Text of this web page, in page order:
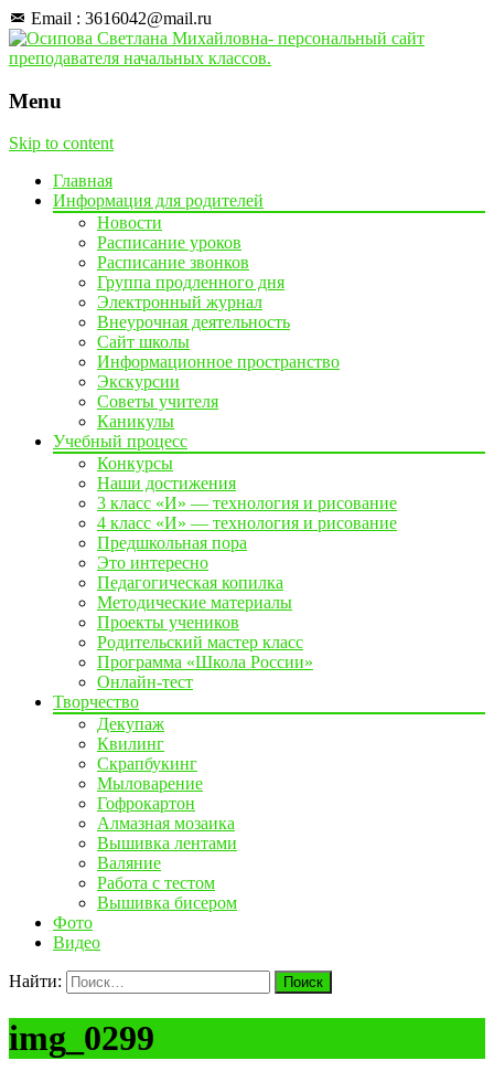
Email : 3616042@mail.ru
Menu
Skip to content
Главная
Информация для родителей
Новости
Расписание уроков
Расписание звонков
Группа продленного дня
Электронный журнал
Внеурочная деятельность
Сайт школы
Информационное пространство
Экскурсии
Советы учителя
Каникулы
Учебный процесс
Конкурсы
Наши достижения
3 класс «И» — технология и рисование
4 класс «И» — технология и рисование
Предшкольная пора
Это интересно
Педагогическая копилка
Методические материалы
Проекты учеников
Родительский мастер класс
Программа «Школа России»
Онлайн-тест
Творчество
Декупаж
Квилинг
Скрапбукинг
Мыловарение
Гофрокартон
Алмазная мозаика
Вышивка лентами
Валяние
Работа с тестом
Вышивка бисером
Фото
Видео
Найти:
img_0299